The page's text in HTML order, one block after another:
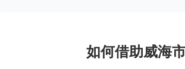
如何借助威海